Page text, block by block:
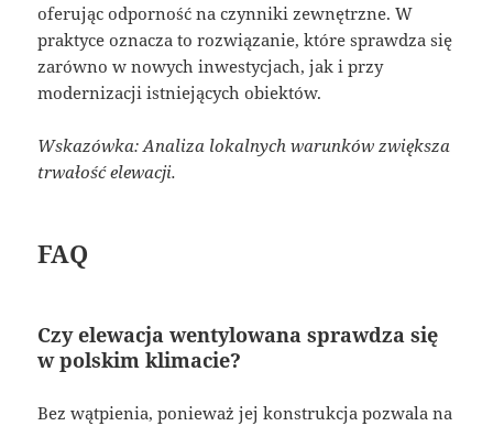
oferując odporność na czynniki zewnętrzne. W
praktyce oznacza to rozwiązanie, które sprawdza się
zarówno w nowych inwestycjach, jak i przy
modernizacji istniejących obiektów.
Wskazówka: Analiza lokalnych warunków zwiększa
trwałość elewacji.
FAQ
Czy elewacja wentylowana sprawdza się
w polskim klimacie?
Bez wątpienia, ponieważ jej konstrukcja pozwala na